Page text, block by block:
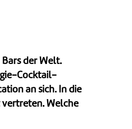
der Welt.
Cocktail-
an sich. In die
vertreten. Welche